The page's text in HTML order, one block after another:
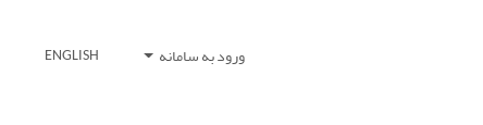
ورود به سامانه ENGLISH